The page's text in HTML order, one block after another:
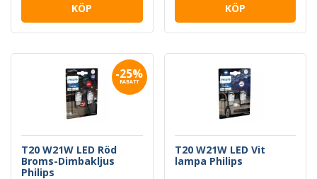
KÖP KÖP
-25%
RABATT
T20 W21W LED Röd
Broms-Dimbakljus
Philips
T20 W21W LED Vit
lampa Philips